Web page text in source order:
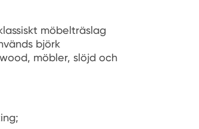
möbelträslag
björk
möbler, slöjd och